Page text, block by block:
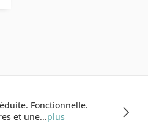
Fonctionnelle.
et une...plus